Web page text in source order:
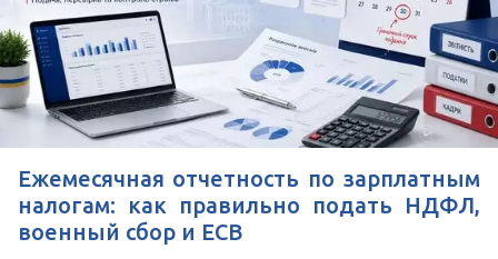
Ежемесячная отчетность по зарплатным
налогам: как правильно подать НДФЛ,
военный сбор и ЕСВ